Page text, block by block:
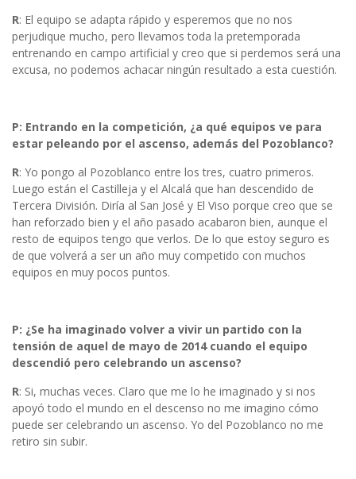
R: El equipo se adapta rápido y esperemos que no nos
perjudique mucho, pero llevamos toda la pretemporada
entrenando en campo artificial y creo que si perdemos será una
excusa, no podemos achacar ningún resultado a esta cuestión.
P: Entrando en la competición, ¿a qué equipos ve para
estar peleando por el ascenso, además del Pozoblanco?
R: Yo pongo al Pozoblanco entre los tres, cuatro primeros.
Luego están el Castilleja y el Alcalá que han descendido de
Tercera División. Diría al San José y El Viso porque creo que se
han reforzado bien y el año pasado acabaron bien, aunque el
resto de equipos tengo que verlos. De lo que estoy seguro es
de que volverá a ser un año muy competido con muchos
equipos en muy pocos puntos.
P: ¿Se ha imaginado volver a vivir un partido con la
tensión de aquel de mayo de 2014 cuando el equipo
descendió pero celebrando un ascenso?
R: Si, muchas veces. Claro que me lo he imaginado y si nos
apoyó todo el mundo en el descenso no me imagino cómo
puede ser celebrando un ascenso. Yo del Pozoblanco no me
retiro sin subir.